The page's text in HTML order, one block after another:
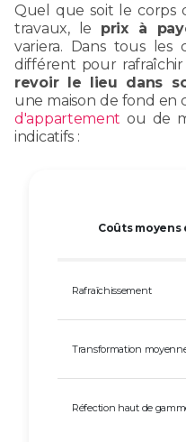
Quel que soit le corps
travaux, le prix à
variera. Dans tous
différent pour
revoir le lieu dans
une maison de fond en
d'appartement ou de
indicatifs :
Coûts moyens
Rafraîchissement
Transformation
Réfection haut de